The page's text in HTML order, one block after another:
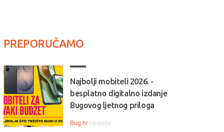
PREPORUČAMO
Najbolji mobiteli 2026. -
besplatno digitalno izdanje
Bugovog ljetnog priloga
Bug.hr nedjelja